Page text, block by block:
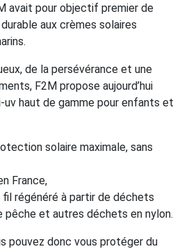
avait pour objectif premier de
aux crèmes solaires
de la persévérance et une
F2M propose aujourd’hui
uv haut de gamme pour enfants et
solaire maximale, sans
France,
fil régénéré à partir de déchets
et autres déchets en nylon.
pouvez donc vous protéger du